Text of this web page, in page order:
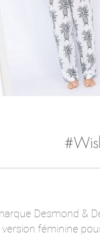
Desmond &
version féminine